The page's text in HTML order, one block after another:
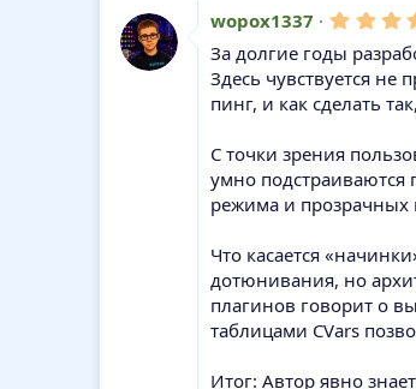
и
wopox1337
За долгие годы
Здесь чувствуется
пинг, и как сделать
С точки зрения
умно подстраиваются
режима и прозрачных
Что касается
дотюнивания, но
плагинов говорит о
таблицами CVars
Итог: Автор явно